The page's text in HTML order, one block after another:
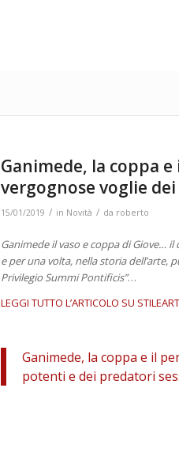
Ganimede, la coppa e
vergognose voglie
15/01/2019 / in Novità / da roberto
Ganimede il vaso e coppa di Giove…
e per una volta, nella storia dell’arte,
Privilegio Summi Pontificis”…
LEGGI TUTTO L’ARTICOLO SU
Ganimede, la coppa e il
potenti e dei predatori